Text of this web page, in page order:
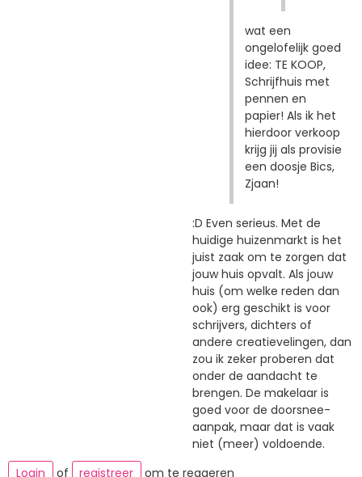
wat een
ongelofelijk goed
idee: TE KOOP,
Schrijfhuis met
pennen en
papier! Als ik het
hierdoor verkoop
krijg jij als provisie
een doosje Bics,
Zjaan!
:D Even serieus. Met de
huidige huizenmarkt is het
juist zaak om te zorgen dat
jouw huis opvalt. Als jouw
huis (om welke reden dan
ook) erg geschikt is voor
schrijvers, dichters of
andere creatievelingen, dan
zou ik zeker proberen dat
onder de aandacht te
brengen. De makelaar is
goed voor de doorsnee-
aanpak, maar dat is vaak
niet (meer) voldoende.
Login
of registreer om te reageren